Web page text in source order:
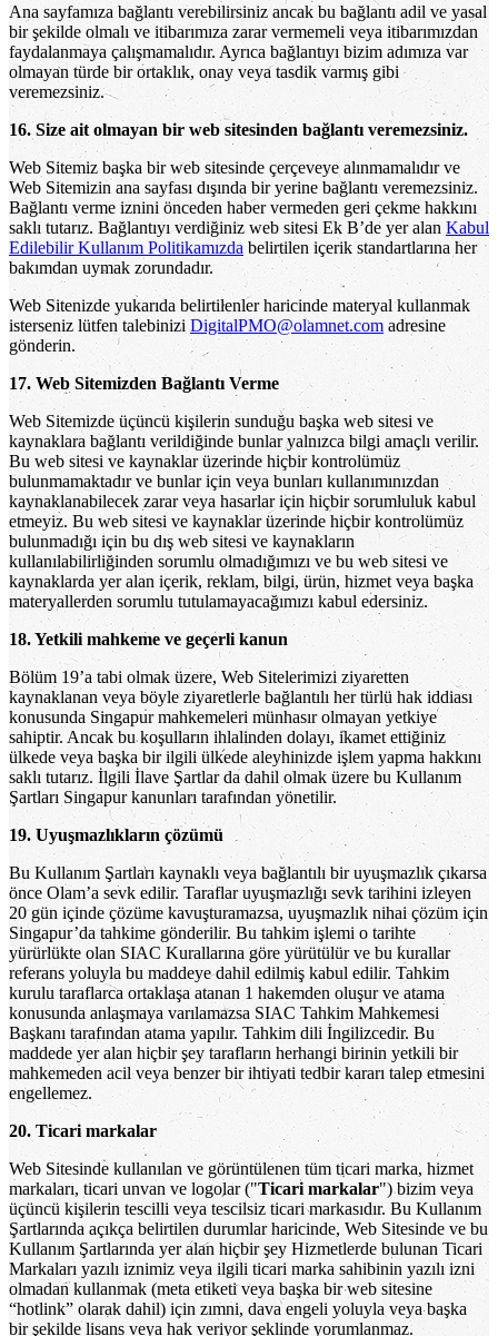
Ana sayfamıza bağlantı verebilirsiniz ancak bu bağlantı adil ve yasal
bir şekilde olmalı ve itibarımıza zarar vermemeli veya itibarımızdan
faydalanmaya çalışmamalıdır. Ayrıca bağlantıyı bizim adımıza var
olmayan türde bir ortaklık, onay veya tasdik varmış gibi
veremezsiniz.
16. Size ait olmayan bir web sitesinden bağlantı veremezsiniz.
Web Sitemiz başka bir web sitesinde çerçeveye alınmamalıdır ve
Web Sitemizin ana sayfası dışında bir yerine bağlantı veremezsiniz.
Bağlantı verme iznini önceden haber vermeden geri çekme hakkını
saklı tutarız. Bağlantıyı verdiğiniz web sitesi Ek B’de yer alan Kabul
Edilebilir Kullanım Politikamızda belirtilen içerik standartlarına her
bakımdan uymak zorundadır.
Web Sitenizde yukarıda belirtilenler haricinde materyal kullanmak
isterseniz lütfen talebinizi DigitalPMO@olamnet.com adresine
gönderin.
17. Web Sitemizden Bağlantı Verme
Web Sitemizde üçüncü kişilerin sunduğu başka web sitesi ve
kaynaklara bağlantı verildiğinde bunlar yalnızca bilgi amaçlı verilir.
Bu web sitesi ve kaynaklar üzerinde hiçbir kontrolümüz
bulunmamaktadır ve bunlar için veya bunları kullanımınızdan
kaynaklanabilecek zarar veya hasarlar için hiçbir sorumluluk kabul
etmeyiz. Bu web sitesi ve kaynaklar üzerinde hiçbir kontrolümüz
bulunmadığı için bu dış web sitesi ve kaynakların
kullanılabilirliğinden sorumlu olmadığımızı ve bu web sitesi ve
kaynaklarda yer alan içerik, reklam, bilgi, ürün, hizmet veya başka
materyallerden sorumlu tutulamayacağımızı kabul edersiniz.
18. Yetkili mahkeme ve geçerli kanun
Bölüm 19’a tabi olmak üzere, Web Sitelerimizi ziyaretten
kaynaklanan veya böyle ziyaretlerle bağlantılı her türlü hak iddiası
konusunda Singapur mahkemeleri münhasır olmayan yetkiye
sahiptir. Ancak bu koşulların ihlalinden dolayı, ikamet ettiğiniz
ülkede veya başka bir ilgili ülkede aleyhinizde işlem yapma hakkını
saklı tutarız. İlgili İlave Şartlar da dahil olmak üzere bu Kullanım
Şartları Singapur kanunları tarafından yönetilir.
19. Uyuşmazlıkların çözümü
Bu Kullanım Şartları kaynaklı veya bağlantılı bir uyuşmazlık çıkarsa
önce Olam’a sevk edilir. Taraflar uyuşmazlığı sevk tarihini izleyen
20 gün içinde çözüme kavuşturamazsa, uyuşmazlık nihai çözüm için
Singapur’da tahkime gönderilir. Bu tahkim işlemi o tarihte
yürürlükte olan SIAC Kurallarına göre yürütülür ve bu kurallar
referans yoluyla bu maddeye dahil edilmiş kabul edilir. Tahkim
kurulu taraflarca ortaklaşa atanan 1 hakemden oluşur ve atama
konusunda anlaşmaya varılamazsa SIAC Tahkim Mahkemesi
Başkanı tarafından atama yapılır. Tahkim dili İngilizcedir. Bu
maddede yer alan hiçbir şey tarafların herhangi birinin yetkili bir
mahkemeden acil veya benzer bir ihtiyati tedbir kararı talep etmesini
engellemez.
20. Ticari markalar
Web Sitesinde kullanılan ve görüntülenen tüm ticari marka, hizmet
markaları, ticari unvan ve logolar ("Ticari markalar") bizim veya
üçüncü kişilerin tescilli veya tescilsiz ticari markasıdır. Bu Kullanım
Şartlarında açıkça belirtilen durumlar haricinde, Web Sitesinde ve bu
Kullanım Şartlarında yer alan hiçbir şey Hizmetlerde bulunan Ticari
Markaları yazılı iznimiz veya ilgili ticari marka sahibinin yazılı izni
olmadan kullanmak (meta etiketi veya başka bir web sitesine
“hotlink” olarak dahil) için zımni, dava engeli yoluyla veya başka
bir şekilde lisans veya hak veriyor şeklinde yorumlanmaz.